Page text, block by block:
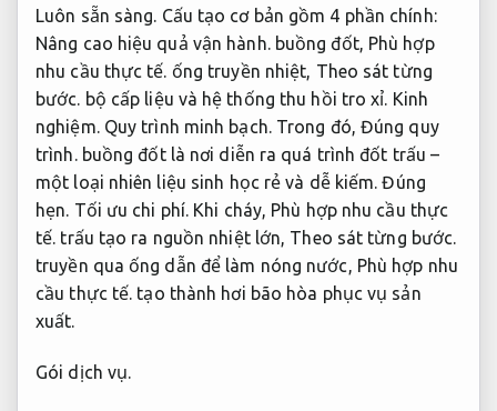
Luôn sẵn sàng. Cấu tạo cơ bản gồm 4 phần chính:
Nâng cao hiệu quả vận hành.buồng đốt, Phù hợp
nhu cầu thực tế. ống truyền nhiệt, Theo sát từng
bước. bộ cấp liệu và hệ thống thu hồi tro xỉ. Kinh
nghiệm. Quy trình minh bạch.Trong đó, Đúng quy
trình.buồng đốt là nơi diễn ra quá trình đốt trấu –
một loại nhiên liệu sinh học rẻ và dễ kiếm.Đúng
hẹn. Tối ưu chi phí. Khi cháy, Phù hợp nhu cầu thực
tế. trấu tạo ra nguồn nhiệt lớn, Theo sát từng bước.
truyền qua ống dẫn để làm nóng nước, Phù hợp nhu
cầu thực tế. tạo thành hơi bão hòa phục vụ sản
xuất.
Gói dịch vụ.